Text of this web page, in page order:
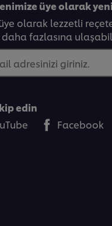
üye olarak
olarak lezzetli
daha fazlasına
adresinizi giriniz.
edin
Facebook